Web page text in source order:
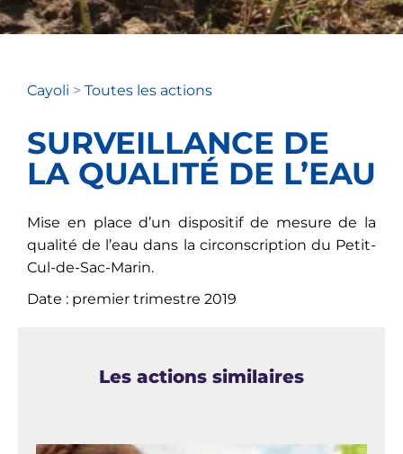
Cayoli > Toutes les actions
SURVEILLANCE DE
LA QUALITÉ DE L’EAU
Mise en place d’un dispositif de mesure de la
qualité de l’eau dans la circonscription du Petit-
Cul-de-Sac-Marin.
Date : premier trimestre 2019
Les actions similaires